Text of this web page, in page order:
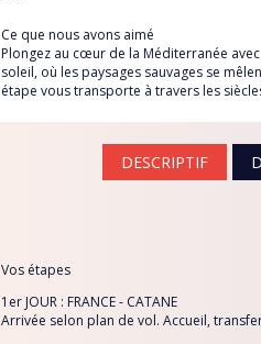
RÉPUBLIQUE
RÉPUBLIQUE
TURQUIE
Ce que nous avons aimé
Plongez au cœur de la Méditerranée
soleil, où les paysages sauvages se
étape vous transporte à travers les
Message
DESCRIPTIF
Vos étapes
1er JOUR : FRANCE - CATANE
Arrivée selon plan de vol. Accueil,